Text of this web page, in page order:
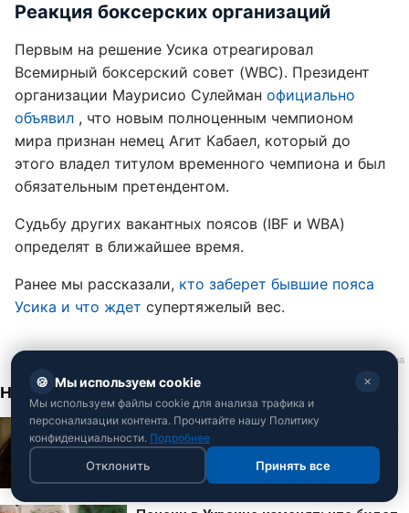
Реакция боксерских организаций
Первым на решение Усика отреагировал
Всемирный боксерский совет (WBC). Президент
организации Маурисио Сулейман официально
объявил , что новым полноценным чемпионом
мира признан немец Агит Кабаел, который до
этого владел титулом временного чемпиона и был
обязательным претендентом.
Судьбу других вакантных поясов (IBF и WBA)
определят в ближайшее время.
Ранее мы рассказали, кто заберет бывшие пояса
Усика и что ждет супертяжелый вес.
🍪 Мы используем cookie ✕
Мы используем файлы cookie для анализа трафика и
персонализации контента. Прочитайте нашу Политику
конфиденциальности. Подробнее
Отклонить Принять все